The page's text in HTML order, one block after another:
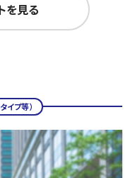
を見る
イプ等）